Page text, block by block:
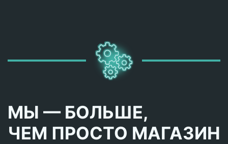
МЫ — БОЛЬШЕ,
ЧЕМ ПРОСТО МАГАЗИН